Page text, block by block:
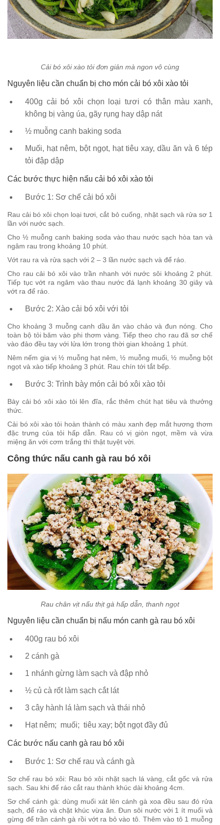
Cải bó xôi xào tỏi đơn giản mà ngon vô cùng
Nguyên liệu cần chuẩn bị cho món cải bó xôi xào tỏi
400g cải bó xôi chọn loại tươi có thân màu xanh,
không bị vàng úa, gãy rụng hay dập nát
½ muỗng canh baking soda
Muối, hạt nêm, bột ngọt, hạt tiêu xay, dầu ăn và 6 tép
tỏi đập dập
Các bước thực hiện nấu cải bó xôi xào tỏi
Bước 1: Sơ chế cải bó xôi
Rau cải bó xôi chọn loại tươi, cắt bỏ cuống, nhặt sạch và rửa sơ 1
lần với nước sạch.
Cho ½ muỗng canh baking soda vào thau nước sạch hòa tan và
ngâm rau trong khoảng 10 phút.
Vớt rau ra và rửa sạch với 2 – 3 lần nước sạch và để ráo.
Cho rau cải bó xôi vào trần nhanh với nước sôi khoảng 2 phút.
Tiếp tục vớt ra ngâm vào thau nước đá lạnh khoảng 30 giây và
vớt ra để ráo.
Bước 2: Xào cải bó xôi với tỏi
Cho khoảng 3 muỗng canh dầu ăn vào chảo và đun nóng. Cho
toàn bộ tỏi băm vào phi thơm vàng. Tiếp theo cho rau đã sơ chế
vào đảo đều tay với lửa lớn trong thời gian khoảng 1 phút.
Nêm nếm gia vị ½ muỗng hạt nêm, ½ muỗng muối, ½ muỗng bột
ngọt và xào tiếp khoảng 3 phút. Rau chín tới tắt bếp.
Bước 3: Trình bày món cải bó xôi xào tỏi
Bày cải bó xôi xào tỏi lên đĩa, rắc thêm chút hạt tiêu và thưởng
thức.
Cải bó xôi xào tỏi hoàn thành có màu xanh đẹp mắt hương thơm
đặc trưng của tỏi hấp dẫn. Rau có vị giòn ngọt, mềm và vừa
miệng ăn với cơm trắng thì thật tuyệt vời.
Công thức nấu canh gà rau bó xôi
Rau chân vịt nấu thịt gà hấp dẫn, thanh ngọt
Nguyên liệu cần chuẩn bị nấu món canh gà rau bó xôi
400g rau bó xôi
2 cánh gà
1 nhánh gừng làm sạch và đập nhỏ
½ củ cà rốt làm sạch cắt lát
3 cây hành lá làm sạch và thái nhỏ
Hạt nêm; muối; tiêu xay; bột ngọt đầy đủ
Các bước nấu canh gà rau bó xôi
Bước 1: Sơ chế rau và cánh gà
Sơ chế rau bó xôi: Rau bó xôi nhặt sạch lá vàng, cắt gốc và rửa
sạch. Sau khi để ráo cắt rau thành khúc dài khoảng 4cm.
Sơ chế cánh gà: dùng muối xát lên cánh gà xoa đều sau đó rửa
sạch, để ráo và chặt khúc vừa ăn. Đun sôi nước với 1 ít muối và
gừng để trần cánh gà rồi vớt ra bỏ vào tô. Thêm vào tô 1 muỗng